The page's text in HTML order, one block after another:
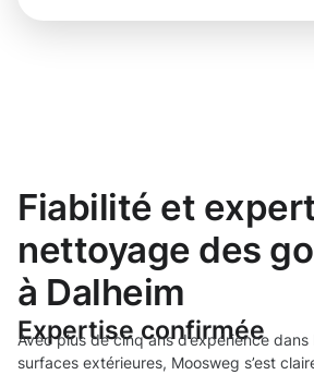
Fiabilité et
nettoyage des
à Dalheim
Expertise confirmée
Avec plus de cinq ans d’expérience
surfaces extérieures, Moosweg s’est